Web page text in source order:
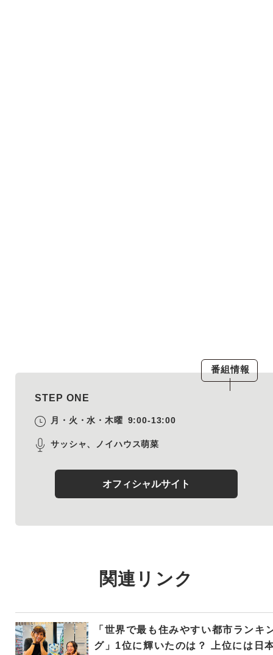
番組情報
STEP ONE
月・火・水・木曜 9:00-13:00
サッシャ、ノイハウス萌菜
オフィシャルサイト
関連リンク
「世界で最も住みやすい都市ランキ
グ」1位に輝いたのは？ 上位には日